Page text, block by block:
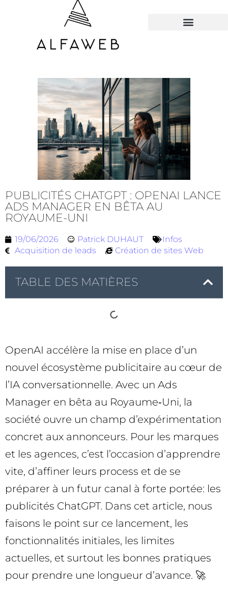
PUBLICITÉS CHATGPT : OPENAI LANCE
ADS MANAGER EN BÊTA AU
ROYAUME-UNI
19/06/2026 Patrick DUHAUT
Infos
Acquisition de leads
Création de sites Web
TABLE DES MATIÈRES
OpenAI accélère la mise en place d’un
nouvel écosystème publicitaire au cœur de
l’IA conversationnelle. Avec un Ads
Manager en bêta au Royaume‑Uni, la
société ouvre un champ d’expérimentation
concret aux annonceurs. Pour les marques
et les agences, c’est l’occasion d’apprendre
vite, d’affiner leurs process et de se
préparer à un futur canal à forte portée: les
publicités ChatGPT. Dans cet article, nous
faisons le point sur ce lancement, les
fonctionnalités initiales, les limites
actuelles, et surtout les bonnes pratiques
pour prendre une longueur d’avance. 🚀